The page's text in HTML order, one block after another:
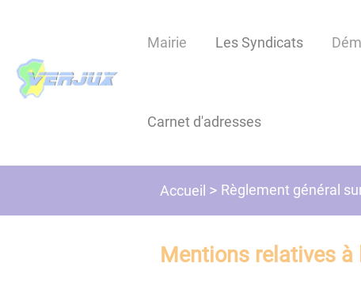
menu
contenu
pied
Mairie Les Syndicats
Carnet d'adresses
Accueil Règlement général
Mentions relatives